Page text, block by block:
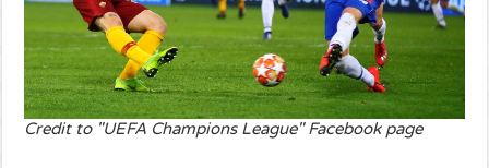
Credit to "UEFA Champions League" Facebook page